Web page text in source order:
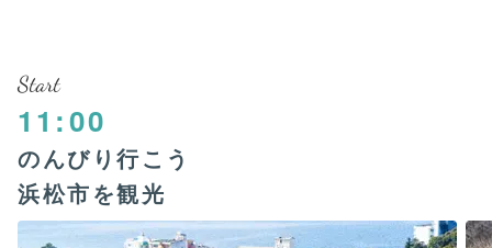
Start
11:00
のんびり行こう
浜松市を観光